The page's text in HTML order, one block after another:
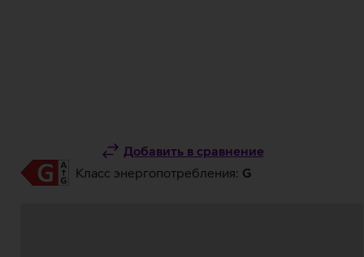
Добавить в сравнение
Класс энергопотребления: G